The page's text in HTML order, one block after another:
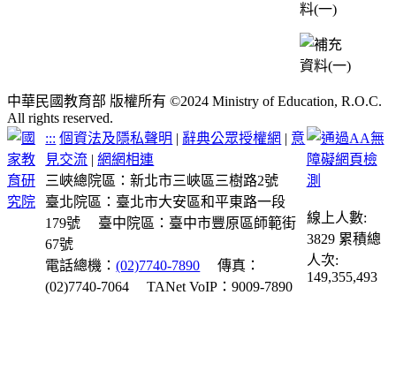
料(一)
中華民國教育部 版權所有 ©2024 Ministry of Education, R.O.C.
All rights reserved.
::: 個資法及隱私聲明 | 辭典公眾授權網 | 意
見交流 |網網相連
三峽總院區：新北市三峽區三樹路2號
臺北院區：臺北市大安區和平東路一段
179號
臺中院區：臺中市豐原區師範街
67號
電話總機：(02)7740-7890
傳真：
(02)7740-7064
TANet VoIP：9009-7890
線上人數:
3829 累積總
人次:
149,355,493